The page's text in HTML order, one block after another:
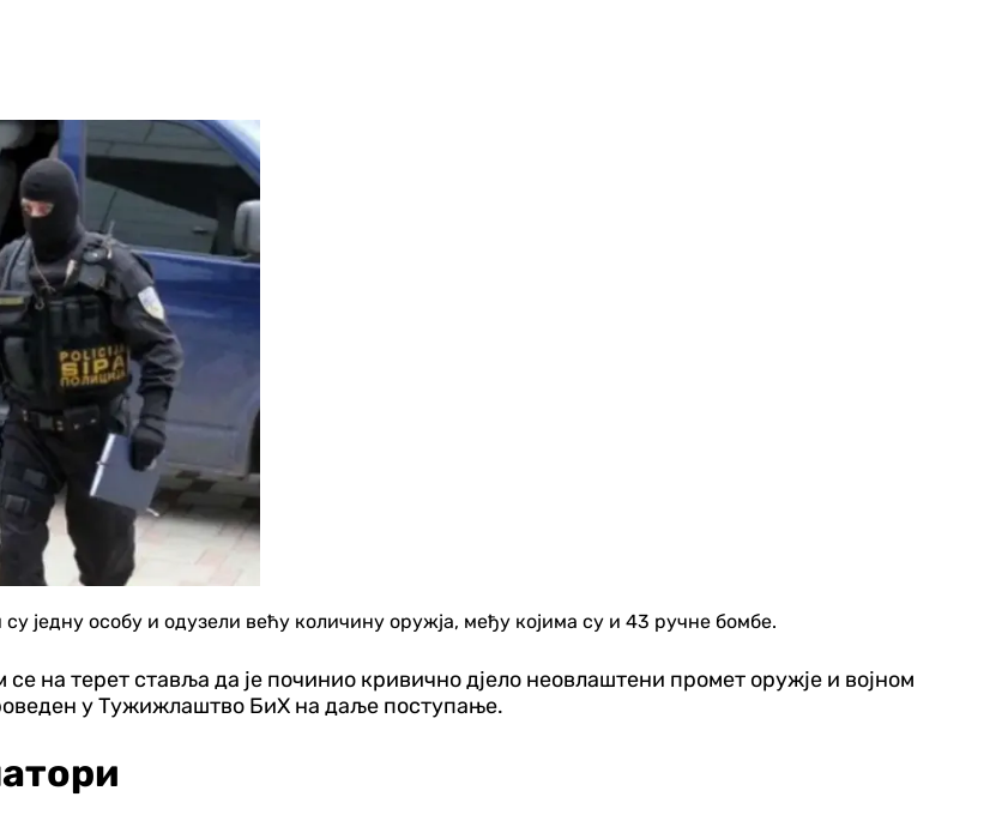
једну особу и одузели већу количину оружја, међу којима су и 43 ручне бомбе.
на терет ставља да је починио кривично дјело неовлаштени промет оружје и војном
у Тужижлаштво БиХ на даље поступање.